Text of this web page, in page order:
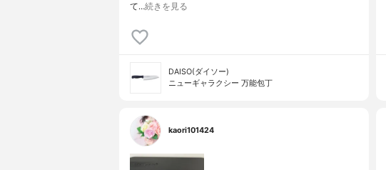
て…続きを見る
DAISO(ダイソー)
ニューギャラクシー 万能包丁
kaori101424